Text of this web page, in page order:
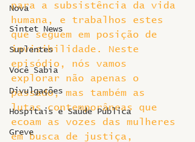
Nova
Sintet News
Suplentes
Você Sabia
Divulgações
Hospitais e Saúde Pública
Greve
para a subsistência da vida
humana, e trabalhos estes
que seguem em posição de
invisibilidade. Neste
episódio, nós vamos
explorar não apenas o
passado, mas também as
lutas contemporâneas que
ecoam as vozes das mulheres
em busca de justiça,